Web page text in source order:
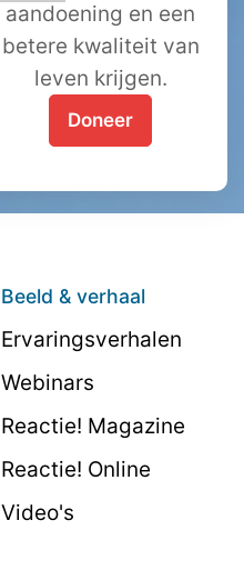
aandoening en een
betere kwaliteit van
leven krijgen.
Doneer
Beeld & verhaal
Ervaringsverhalen
Webinars
Reactie! Magazine
Reactie! Online
Video's